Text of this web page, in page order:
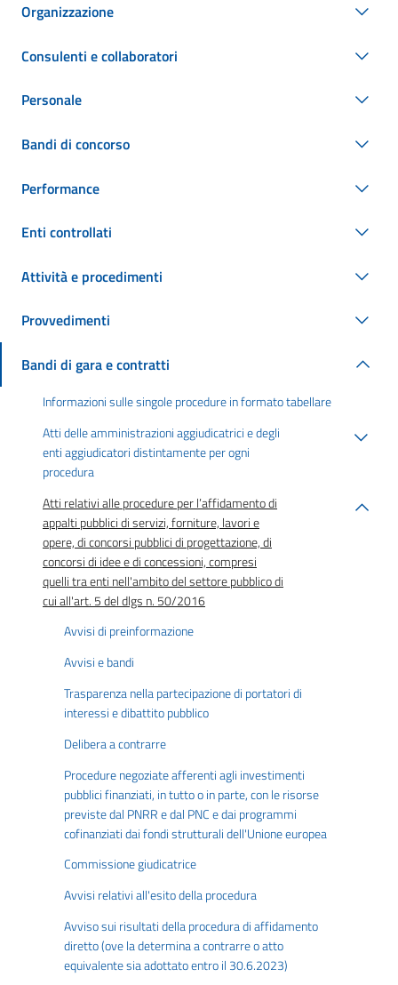
Organizzazione
Consulenti e collaboratori
Personale
Bandi di concorso
Performance
Enti controllati
Attività e procedimenti
Provvedimenti
Bandi di gara e contratti
Informazioni sulle singole procedure in formato tabellare
Atti delle amministrazioni aggiudicatrici e degli
enti aggiudicatori distintamente per ogni
procedura
Atti relativi alle procedure per l’affidamento di
appalti pubblici di servizi, forniture, lavori e
opere, di concorsi pubblici di progettazione, di
concorsi di idee e di concessioni, compresi
quelli tra enti nell'ambito del settore pubblico di
cui all'art. 5 del dlgs n. 50/2016
Avvisi di preinformazione
Avvisi e bandi
Trasparenza nella partecipazione di portatori di
interessi e dibattito pubblico
Delibera a contrarre
Procedure negoziate afferenti agli investimenti
pubblici finanziati, in tutto o in parte, con le risorse
previste dal PNRR e dal PNC e dai programmi
cofinanziati dai fondi strutturali dell'Unione europea
Commissione giudicatrice
Avvisi relativi all'esito della procedura
Avviso sui risultati della procedura di affidamento
diretto (ove la determina a contrarre o atto
equivalente sia adottato entro il 30.6.2023)